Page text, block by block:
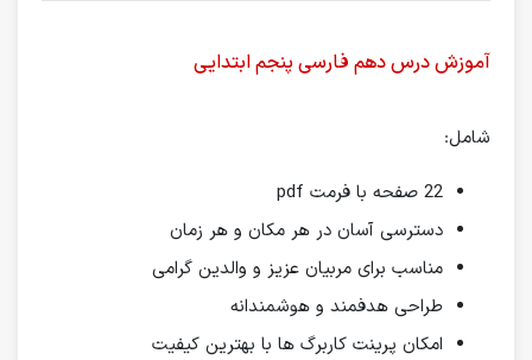
آموزش درس دهم فارسی پنجم ابتدایی
شامل:
22 صفحه با فرمت pdf
دسترسی آسان در هر مکان و هر زمان
مناسب برای مربیان عزیز و والدین گرامی
طراحی هدفمند و هوشمندانه
امکان پرینت کاربرگ ها با بهترین کیفیت